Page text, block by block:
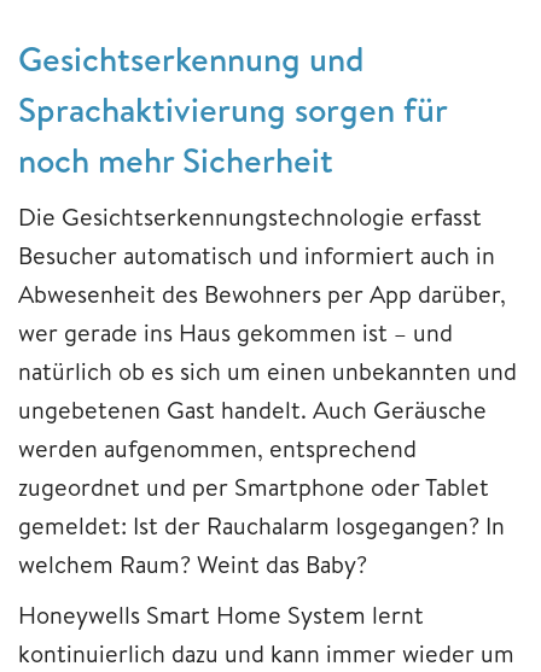
Gesichtserkennung und
Sprachaktivierung sorgen für
noch mehr Sicherheit
Die Gesichtserkennungstechnologie erfasst
Besucher automatisch und informiert auch in
Abwesenheit des Bewohners per App darüber,
wer gerade ins Haus gekommen ist – und
natürlich ob es sich um einen unbekannten und
ungebetenen Gast handelt. Auch Geräusche
werden aufgenommen, entsprechend
zugeordnet und per Smartphone oder Tablet
gemeldet: Ist der Rauchalarm losgegangen? In
welchem Raum? Weint das Baby?
Honeywells Smart Home System lernt
kontinuierlich dazu und kann immer wieder um